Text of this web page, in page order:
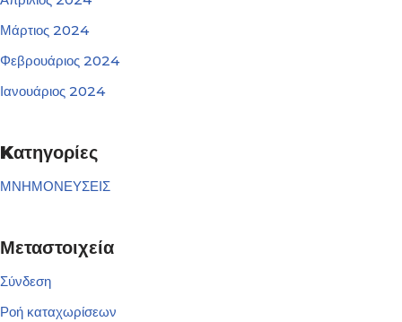
Μάρτιος 2024
Φεβρουάριος 2024
Ιανουάριος 2024
Kατηγορίες
ΜΝΗΜΟΝΕΥΣΕΙΣ
Μεταστοιχεία
Σύνδεση
Ροή καταχωρίσεων